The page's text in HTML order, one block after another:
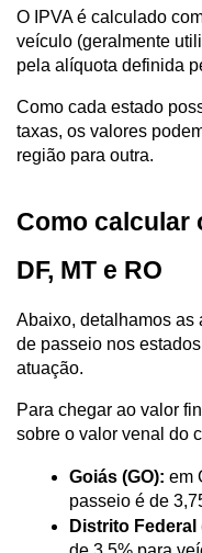
O IPVA é calculado
veículo (geralmente
pela alíquota definida
Como cada estado
taxas, os valores
região para outra.
Como calcular
DF, MT e RO
Abaixo, detalhamos
de passeio nos
atuação.
Para chegar ao valor
sobre o valor venal do
Goiás (GO): em
passeio é de
Distrito Federal